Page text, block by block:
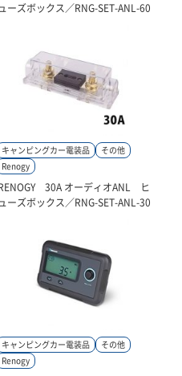
ューズボックス／RNG-SET-ANL-60
キャンピングカー電装品
その他
Renogy
30A オーディオANL ヒ
ューズボックス／RNG-SET-ANL-30
キャンピングカー電装品
その他
Renogy